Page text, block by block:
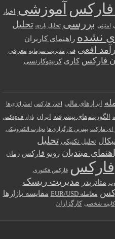
فارکس آموزشی اخبار
امنیتی بررسی تحلیل بازар
تحلیل
نشده راهنمای کاربران
افعی فنی مدیریت سرمایه معرفی
فارکس کاری کریپتوکارنسی
ابزارهای مالی اخبار فارکس استراتژی‌ها
الگوریتم‌های پیشرفته ایران بازار فарکس
ای مارکت بهترین کارگزاری‌ها تجارت الکترونیکی
تحلیل تکنیکی تحلیل
مبتدیان روبو فارکس زمان
فارکس فارکس فکتوری
متاتریدر مدیریت ریسک
معامله EUR/USD مقایسه بازارها
کابینه شخصی کارگزاران